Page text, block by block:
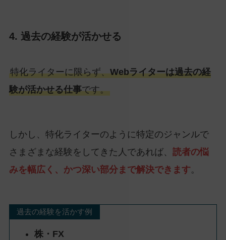
4. 過去の経験が活かせる
特化ライターに限らず、Webライターは過去の経
験が活かせる仕事です。
しかし、特化ライターのように特定のジャンルで
さまざまな経験をしてきた人であれば、 読者の悩
みを幅広く、かつ深い部分まで解決できます。
過去の経験を活かす例
株・FX